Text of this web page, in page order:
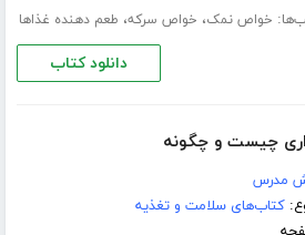
خواص نمک، خواص سرکه، طعم دهنده غذاها
دانلود کتاب
چیست و چگونه
مدرس
کتاب‌های سلامت و تغذیه